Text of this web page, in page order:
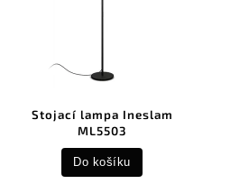
Stojací lampa Ineslam
ML5503
Do košíku